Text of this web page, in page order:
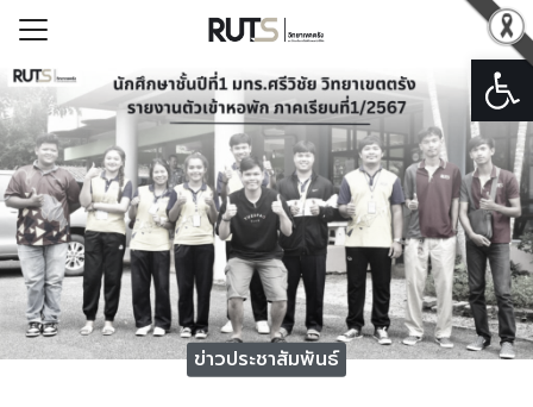
ก
บวิทยาเขตตรัง
รวิทยาเขตตรัง
น่วยงาน
ะบบสารสนเทศ
Search for:
ข่าวประชาสัมพันธ์